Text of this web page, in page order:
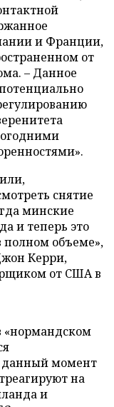
и Франции,
от
– Данное
снятие
минские
и теперь это
полном объеме»,
Керри,
от США в
«нормандском
момент
на
и